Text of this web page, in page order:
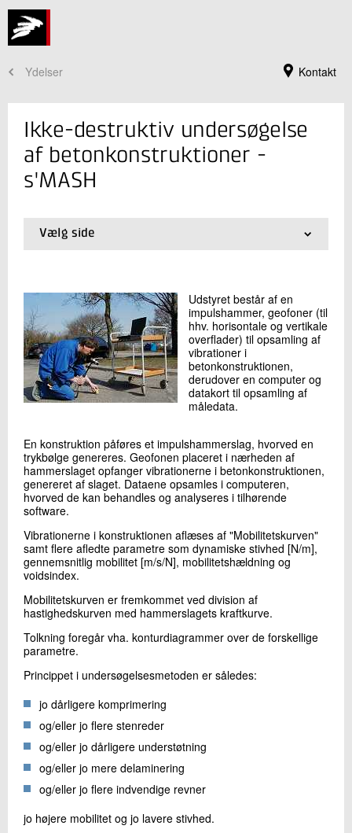
Kontakt
Ydelser
Jesper Stærke Clausen
Faglig leder
Beton
+45 72 20 33 16
Send e-mail
Ikke-destruktiv undersøgelse
af betonkonstruktioner -
s'MASH
Vælg side
01.Udstyr
s'MASH
Impact-Echo
Udstyret består af en
impulshammer, geofoner (til
hhv. horisontale og vertikale
overflader) til opsamling af
vibrationer i
betonkonstruktionen,
derudover en computer og
datakort til opsamling af
måledata.
En konstruktion påføres et impulshammerslag, hvorved en
trykbølge genereres. Geofonen placeret i nærheden af
hammerslaget opfanger vibrationerne i betonkonstruktionen,
genereret af slaget. Dataene opsamles i computeren,
hvorved de kan behandles og analyseres i tilhørende
software.
Vibrationerne i konstruktionen aflæses af "Mobilitetskurven"
samt flere afledte parametre som dynamiske stivhed [N/m],
gennemsnitlig mobilitet [m/s/N], mobilitetshældning og
voidsindex.
Mobilitetskurven er fremkommet ved division af
hastighedskurven med hammerslagets kraftkurve.
Tolkning foregår vha. konturdiagrammer over de forskellige
parametre.
Princippet i undersøgelsesmetoden er således:
jo dårligere komprimering
og/eller jo flere stenreder
og/eller jo dårligere understøtning
og/eller jo mere delaminering
og/eller jo flere indvendige revner
jo højere mobilitet og jo lavere stivhed.